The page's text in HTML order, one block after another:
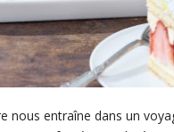
nous entraîne dans un